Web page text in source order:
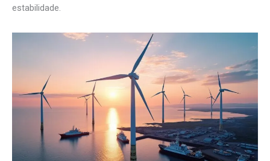
estabilidade.